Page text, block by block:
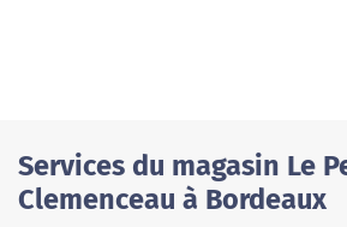
Services du magasin Le
Clemenceau à Bordeaux